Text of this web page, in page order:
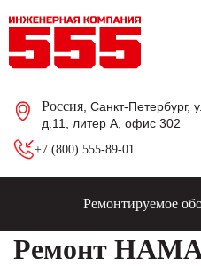
Россия , Санкт-Петербург,
д.11, литер А, офис 302
+7 (800) 555-89-01
Ремонтируемое
Ремонт